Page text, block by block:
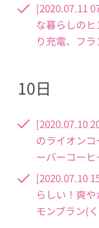
[2020.07.11
な暮らしの
り充電、フラ
10日
[2020.07.10
のライオン
ーバーコーヒ
[2020.07.10
らしい！爽
モンブラン(